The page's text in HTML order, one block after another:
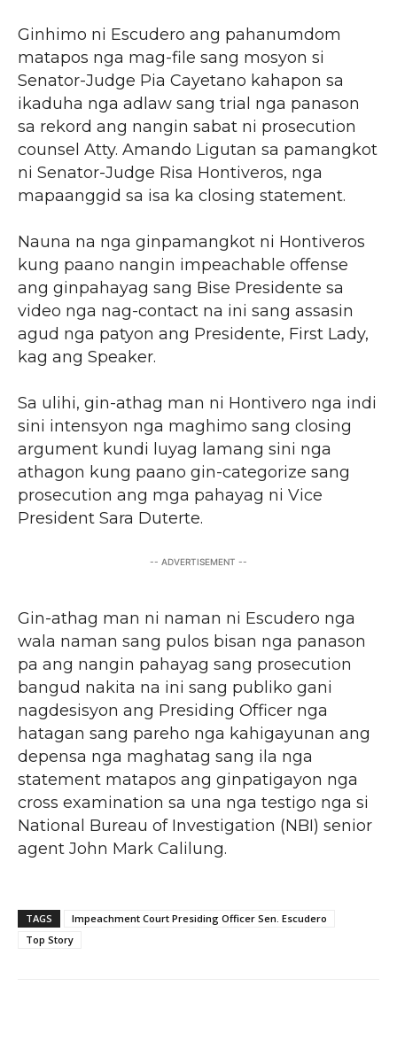
Ginhimo ni Escudero ang pahanumdom
matapos nga mag-file sang mosyon si
Senator-Judge Pia Cayetano kahapon sa
ikaduha nga adlaw sang trial nga panason
sa rekord ang nangin sabat ni prosecution
counsel Atty. Amando Ligutan sa pamangkot
ni Senator-Judge Risa Hontiveros, nga
mapaanggid sa isa ka closing statement.
Nauna na nga ginpamangkot ni Hontiveros
kung paano nangin impeachable offense
ang ginpahayag sang Bise Presidente sa
video nga nag-contact na ini sang assasin
agud nga patyon ang Presidente, First Lady,
kag ang Speaker.
Sa ulihi, gin-athag man ni Hontivero nga indi
sini intensyon nga maghimo sang closing
argument kundi luyag lamang sini nga
athagon kung paano gin-categorize sang
prosecution ang mga pahayag ni Vice
President Sara Duterte.
-- ADVERTISEMENT --
Gin-athag man ni naman ni Escudero nga
wala naman sang pulos bisan nga panason
pa ang nangin pahayag sang prosecution
bangud nakita na ini sang publiko gani
nagdesisyon ang Presiding Officer nga
hatagan sang pareho nga kahigayunan ang
depensa nga maghatag sang ila nga
statement matapos ang ginpatigayon nga
cross examination sa una nga testigo nga si
National Bureau of Investigation (NBI) senior
agent John Mark Calilung.
TAGS
Impeachment Court Presiding Officer Sen. Escudero
Top Story